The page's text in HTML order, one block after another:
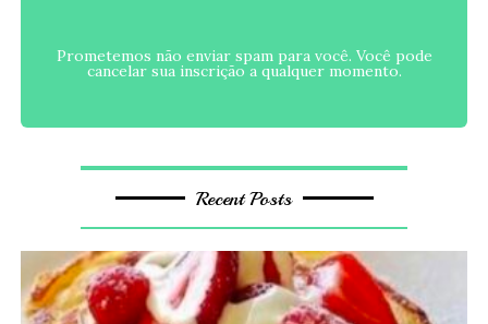
Prometemos não enviar spam para você. Você pode
cancelar sua inscrição a qualquer momento.
Recent Posts